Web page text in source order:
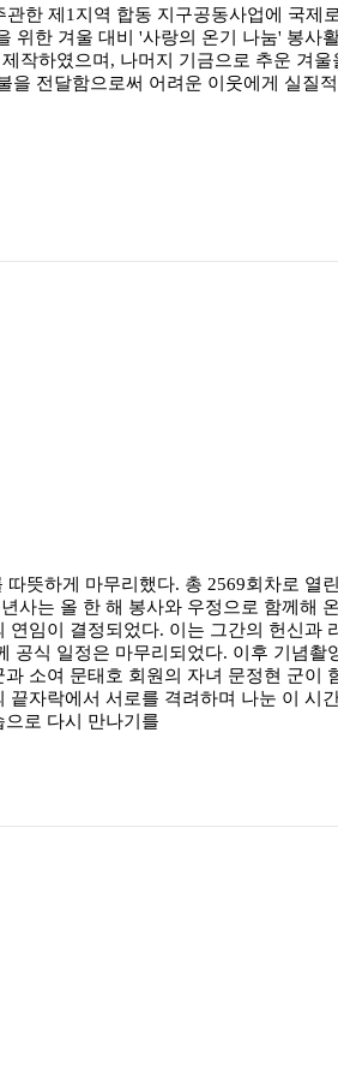
한 제1지역 합동 지구공동사업에 국
한 겨울 대비 '사랑의 온기 나눔' 봉
작하였으며, 나머지 기금으로 추운 겨
전달함으로써 어려운 이웃에게 실질
뜻하게 마무리했다. 총 2569회차로
사는 올 한 해 봉사와 우정으로 함께해
임이 결정되었다. 이는 그간의 헌신
식 일정은 마무리되었다. 이후 기념
소여 문태호 회원의 자녀 문정현 군
자락에서 서로를 격려하며 나눈 이
로 다시 만나기를